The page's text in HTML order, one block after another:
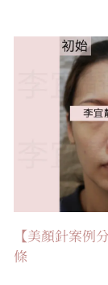
【美顏針案例
條